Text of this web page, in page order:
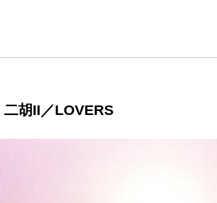
二胡II／LOVERS